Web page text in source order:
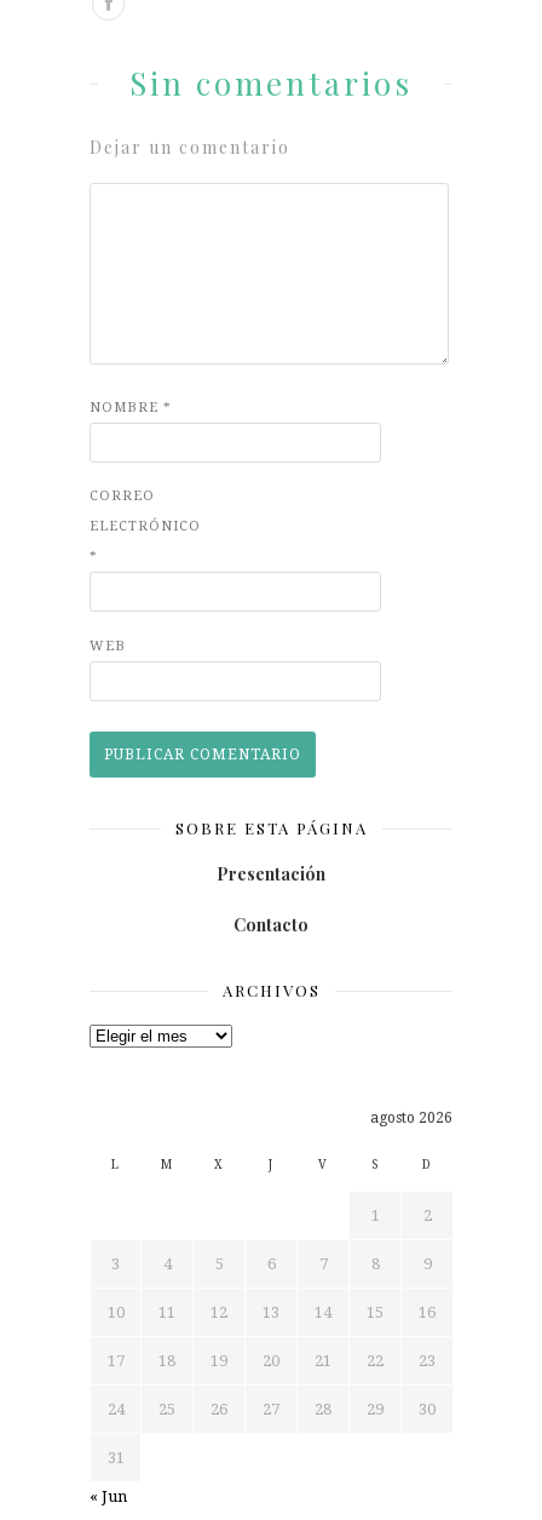
Sin comentarios
Dejar un comentario
NOMBRE *
CORREO
ELECTRÓNICO
*
WEB
SOBRE ESTA PÁGINA
Presentación
Contacto
ARCHIVOS
Archivos
agosto 2026
L M X J V S D
1 2
3 4 5 6 7 8 9
10 11 12 13 14 15 16
17 18 19 20 21 22 23
24 25 26 27 28 29 30
31
« Jun